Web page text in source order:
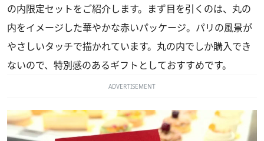
の内限定セットをご紹介します。まず目を引くのは、丸の
内をイメージした華やかな赤いパッケージ。パリの風景が
やさしいタッチで描かれています。丸の内でしか購入でき
ないので、特別感のあるギフトとしておすすめです。
ADVERTISEMENT